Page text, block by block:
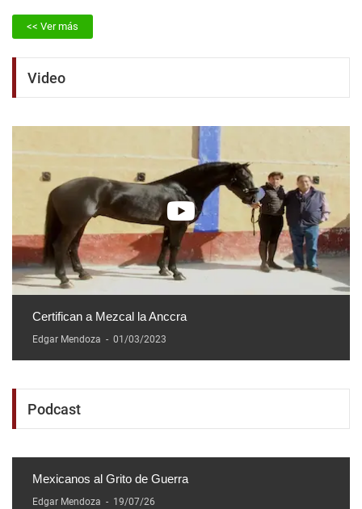
<< Ver más
Video
Certifican a Mezcal la Anccra
Edgar Mendoza - 01/03/2023
Podcast
Mexicanos al Grito de Guerra
Edgar Mendoza - 19/07/26